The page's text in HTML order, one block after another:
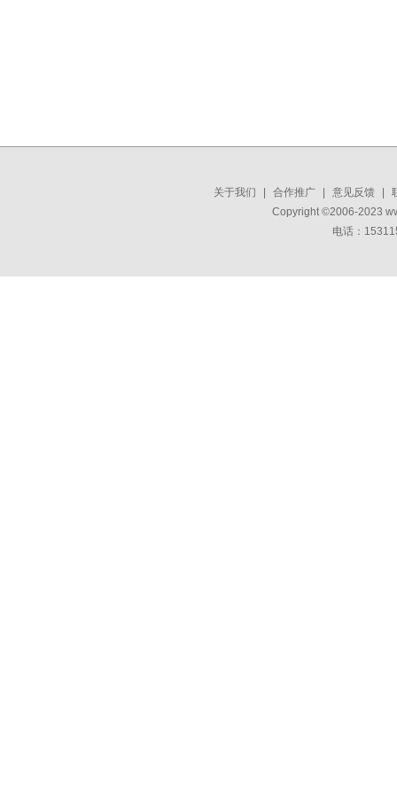
关于我们 合作推广 意见反馈
Copyright ©2006-2023
电话：